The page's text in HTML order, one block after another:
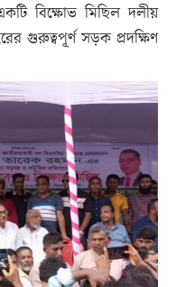
বিক্ষোভ মিছিল দলীয়
গুরুত্বপূর্ণ সড়ক প্রদক্ষিণ